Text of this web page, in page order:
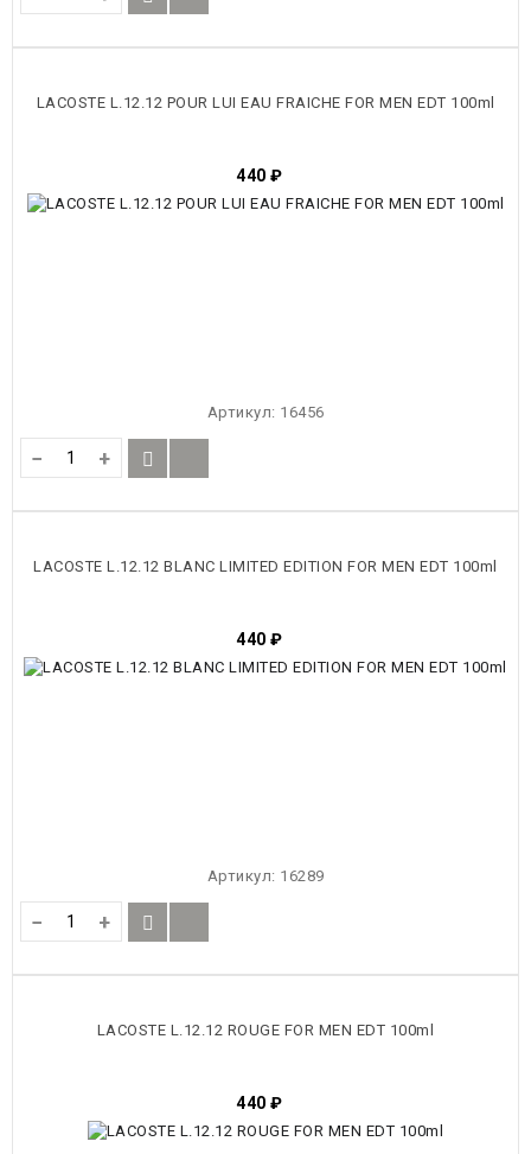
LACOSTE L.12.12 POUR LUI EAU FRAICHE FOR MEN EDT 100ml
440 ₽
Артикул: 16456
− +
LACOSTE L.12.12 BLANC LIMITED EDITION FOR MEN EDT 100ml
440 ₽
Артикул: 16289
− +
LACOSTE L.12.12 ROUGE FOR MEN EDT 100ml
440 ₽